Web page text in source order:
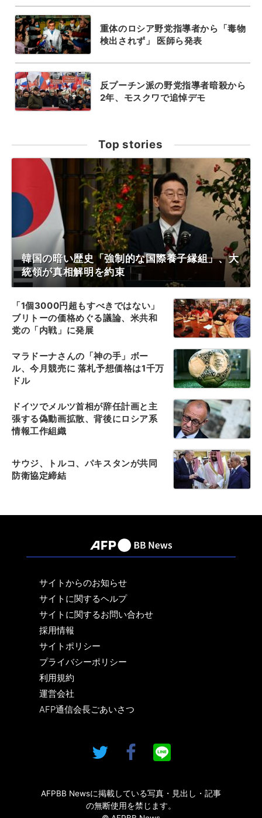
重体のロシア野党指導者から「毒物
検出されず」 医師ら発表
反プーチン派の野党指導者暗殺から
2年、モスクワで追悼デモ
Top stories
韓国の暗い歴史「強制的な国際養子縁組」、大
統領が真相解明を約束
「1個3000円超もすべきではない」
ブリトーの価格めぐる議論、米共和
党の「内戦」に発展
マラドーナさんの「神の手」ボー
ル、今月競売に 落札予想価格は1千万
ドル
ドイツでメルツ首相が辞任計画と主
張する偽動画拡散、背後にロシア系
情報工作組織
サウジ、トルコ、パキスタンが共同
防衛協定締結
サイトからのお知らせ
サイトに関するヘルプ
サイトに関するお問い合わせ
採用情報
サイトポリシー
プライバシーポリシー
利用規約
運営会社
AFP通信会長ごあいさつ
AFPBB Newsに掲載している写真・見出し・記事
の無断使用を禁じます。